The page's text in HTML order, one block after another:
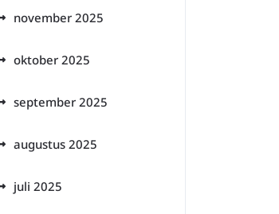
november 2025
oktober 2025
september 2025
augustus 2025
juli 2025